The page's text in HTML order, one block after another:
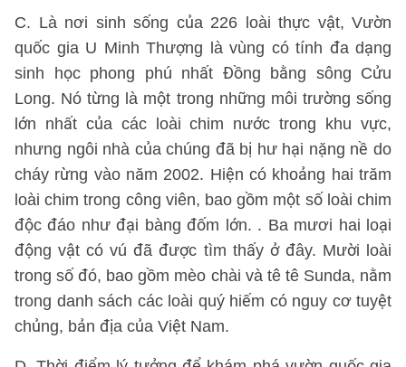
C. Là nơi sinh sống của 226 loài thực vật, Vườn
quốc gia U Minh Thượng là vùng có tính đa dạng
sinh học phong phú nhất Đồng bằng sông Cửu
Long. Nó từng là một trong những môi trường sống
lớn nhất của các loài chim nước trong khu vực,
nhưng ngôi nhà của chúng đã bị hư hại nặng nề do
cháy rừng vào năm 2002. Hiện có khoảng hai trăm
loài chim trong công viên, bao gồm một số loài chim
độc đáo như đại bàng đốm lớn. . Ba mươi hai loại
động vật có vú đã được tìm thấy ở đây. Mười loài
trong số đó, bao gồm mèo chài và tê tê Sunda, nằm
trong danh sách các loài quý hiếm có nguy cơ tuyệt
chủng, bản địa của Việt Nam.